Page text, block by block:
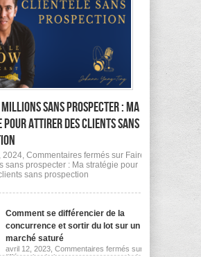
millions sans prospecter : Ma
pour attirer des clients sans
2024, Commentaires fermés sur Faire
sans prospecter : Ma stratégie pour
sans prospection
Comment se différencier de la
concurrence et sortir du lot sur un
marché saturé
avril 12, 2023, Commentaires fermés sur